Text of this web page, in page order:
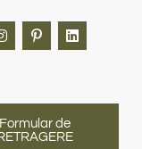
Formular de